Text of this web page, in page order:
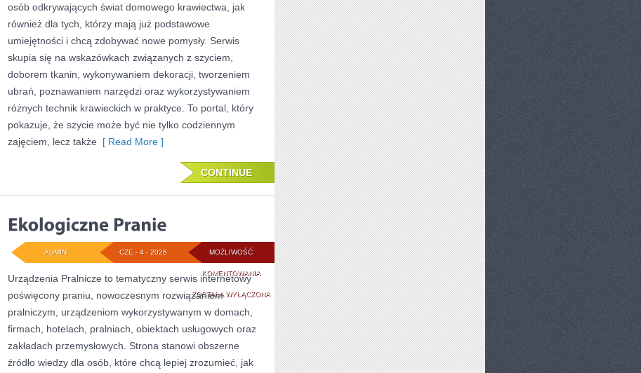
PROJEKTY
KROK
KROKU
osób odkrywających świat domowego krawiectwa, jak
również dla tych, którzy mają już podstawowe
umiejętności i chcą zdobywać nowe pomysły. Serwis
skupia się na wskazówkach związanych z szyciem,
doborem tkanin, wykonywaniem dekoracji, tworzeniem
ubrań, poznawaniem narzędzi oraz wykorzystywaniem
różnych technik krawieckich w praktyce. To portal, który
pokazuje, że szycie może być nie tylko codziennym
zajęciem, lecz także [ Read More ]
CONTINUE
MOŻLIWOŚĆ
KOMENTOWANIAEKOLOGICZNE
PRANIE
ZOSTAŁA WYŁĄCZONA
CZE - 4 - 2026
ADMIN
Urządzenia Pralnicze to tematyczny serwis internetowy
poświęcony praniu, nowoczesnym rozwiązaniom
pralniczym, urządzeniom wykorzystywanym w domach,
firmach, hotelach, pralniach, obiektach usługowych oraz
zakładach przemysłowych. Strona stanowi obszerne
źródło wiedzy dla osób, które chcą lepiej zrozumieć, jak